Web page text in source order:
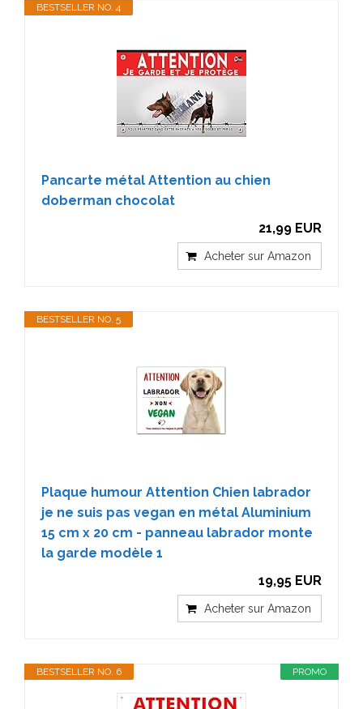
BESTSELLER NO. 4
Pancarte métal Attention au chien
doberman chocolat
21,99 EUR
Acheter sur Amazon
BESTSELLER NO. 5
Plaque humour Attention Chien labrador
je ne suis pas vegan en métal Aluminium
15 cm x 20 cm - panneau labrador monte
la garde modèle 1
19,95 EUR
Acheter sur Amazon
PROMO
BESTSELLER NO. 6